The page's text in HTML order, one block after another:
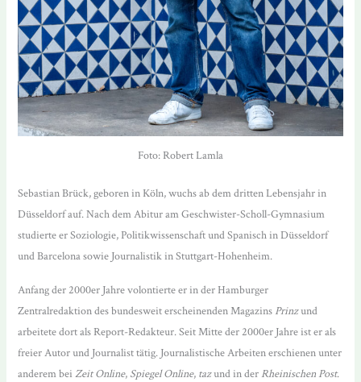
Foto: Robert Lamla
Sebastian Brück, geboren in Köln, wuchs ab dem dritten Lebensjahr in
Düsseldorf auf. Nach dem Abitur am Geschwister-Scholl-Gymnasium
studierte er Soziologie, Politikwissenschaft und Spanisch in Düsseldorf
und Barcelona sowie Journalistik in Stuttgart-Hohenheim.
Anfang der 2000er Jahre volontierte er in der Hamburger
Zentralredaktion des bundesweit erscheinenden Magazins Prinzund
arbeitete dort als Report-Redakteur. Seit Mitte der 2000er Jahre ist er als
freier Autor und Journalist tätig. Journalistische Arbeiten erschienen unter
anderem bei Zeit Online, Spiegel Online, tazund in der Rheinischen Post.